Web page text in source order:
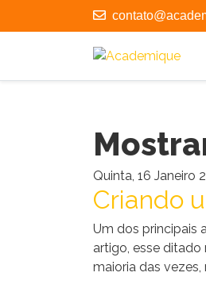
Quinta, 16 Janeiro
Criando
Um dos principais
artigo, esse
maioria das vezes,